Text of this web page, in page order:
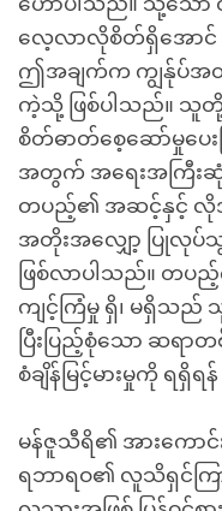
လေ့လာလိုစိတ်ရှိအောင် နှို
ဤအချက်က ကျွန်ုပ်အတွ
ကဲ့သို့ ဖြစ်ပါသည်။ သူတို့
စိတ်ဓာတ်စေ့ဆော်မှုပေ
အတွက် အရေးအကြီးဆုံ
တပည့်၏ အဆင့်နှင့် လိုအ
အတိုးအလျှော့ ပြုလုပ်
ဖြစ်လာပါသည်။ တ
ကျင့်ကြံမှု ရှိ၊ မရှိသည်
ပြီးပြည့်စုံသော ဆရ
စံချိန်မြင့်မားမှုကို ရရှိ
မန်ဇူသီရိ၏ အားကော
ရဘာရဝ၏ လူသိရှင်က